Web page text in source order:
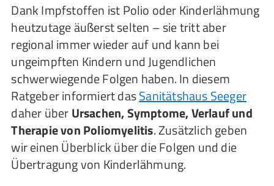
Dank Impfstoffen ist Polio oder Kinderlähmung
heutzutage äußerst selten – sie tritt aber
regional immer wieder auf und kann bei
ungeimpften Kindern und Jugendlichen
schwerwiegende Folgen haben. In diesem
Ratgeber informiert dasSanitätshaus Seeger
daher überUrsachen, Symptome, Verlauf und
Therapie von Poliomyelitis. Zusätzlich geben
wir einen Überblick über die Folgen und die
Übertragung von Kinderlähmung.